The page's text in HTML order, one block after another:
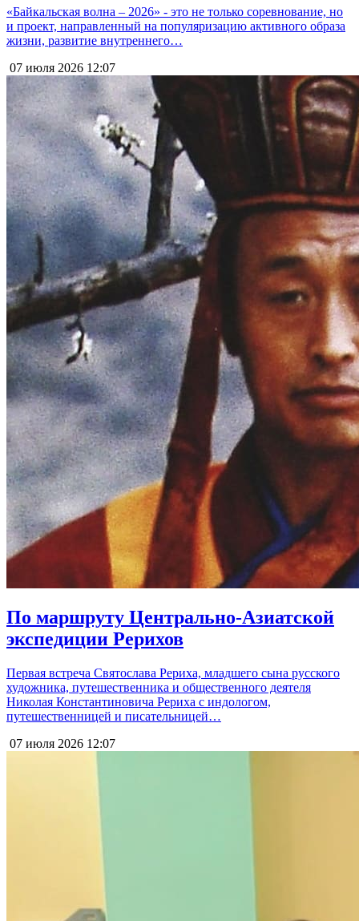
«Байкальская волна – 2026» - это не только соревнование, но
и проект, направленный на популяризацию активного образа
жизни, развитие внутреннего…
07 июля 2026 12:07
По маршруту Центрально-Азиатской
экспедиции Рерихов
Первая встреча Святослава Рериха, младшего сына русского
художника, путешественника и общественного деятеля
Николая Константиновича Рериха с индологом,
путешественницей и писательницей…
07 июля 2026 12:07